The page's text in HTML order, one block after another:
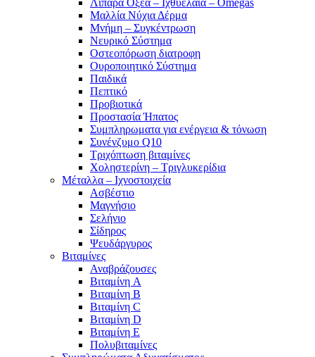
Λιπαρά Οξέα – Ιχθυέλαια – Omegas
Μαλλία Νύχια Δέρμα
Μνήμη – Συγκέντρωση
Νευρικό Σύστημα
Οστεοπόρωση διατροφη
Ουροποιητικό Σύστημα
Παιδικά
Πεπτικό
Προβιοτικά
Προστασία Ήπατος
Συμπληρωματα για ενέργεια & τόνωση
Συνένζυμο Q10
Τριχόπτωση βιταμίνες
Χοληστερίνη – Τριγλυκερίδια
Μέταλλα – Ιχνοστοιχεία
Ασβέστιο
Μαγνήσιο
Σελήνιο
Σίδηρος
Ψευδάργυρος
Βιταμίνες
Αναβράζουσες
Βιταμίνη A
Βιταμίνη B
Βιταμίνη C
Βιταμίνη D
Βιταμίνη E
Πολυβιταμίνες